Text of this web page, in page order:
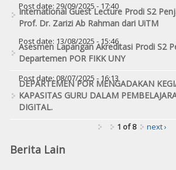
Post date: 29/09/2025 - 17:40
International Guest Lecture Prodi S2
Prof. Dr. Zarizi Ab Rahman dari UiTM
Post date: 13/08/2025 - 15:46
Asesmen Lapangan Akreditasi Prodi S2
Departemen POR FIKK UNY
Post date:08/07/2025 - 16:13
DEPARTEMEN POR MENGADAKAN
KAPASITAS GURU DALAM
DIGITAL.
1 of 8 next ›
Berita Lain